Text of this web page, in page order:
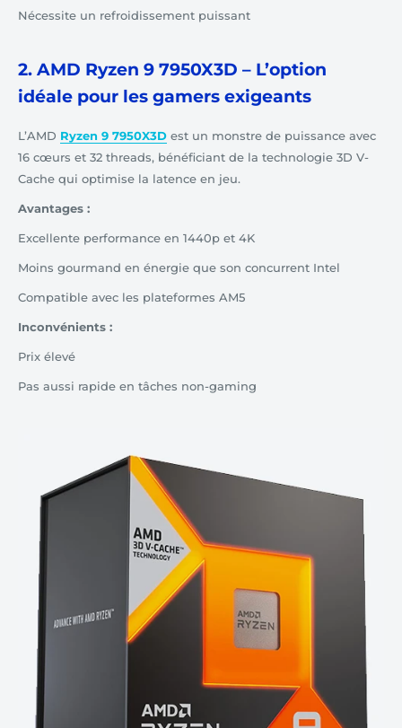
Nécessite un refroidissement puissant
2. AMD Ryzen 9 7950X3D – L’option
idéale pour les gamers exigeants
L’AMD Ryzen 9 7950X3D est un monstre de puissance avec
16 cœurs et 32 threads, bénéficiant de la technologie 3D V-
Cache qui optimise la latence en jeu.
Avantages :
Excellente performance en 1440p et 4K
Moins gourmand en énergie que son concurrent Intel
Compatible avec les plateformes AM5
Inconvénients :
Prix élevé
Pas aussi rapide en tâches non-gaming